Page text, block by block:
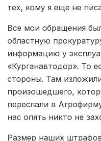
тех, кому я еще не
Все мои обращения
областную
информацию у
«Курганавтодор». То
стороны. Там
произошедшего,
переслали в
нас опять никто не
Размер наших